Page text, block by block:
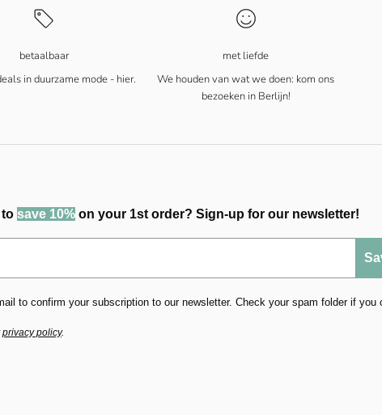
betaalbaar
in duurzame mode - hier.
met liefde
We houden van wat we doen: kom ons
bezoeken in Berlijn!
to save 10%on your 1st order? Sign-up for our newsletter!
to confirm your subscription to our newsletter. Check your spam folder if you
privacy policy.